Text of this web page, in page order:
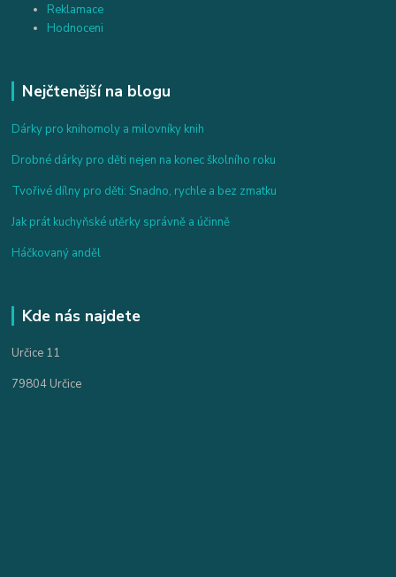
Reklamace
Hodnoceni
Nejčtenější na blogu
Dárky pro knihomoly a milovníky knih
Drobné dárky pro děti nejen na konec školního roku
Tvořivé dílny pro děti: Snadno, rychle a bez zmatku
Jak prát kuchyňské utěrky správně a účinně
Háčkovaný anděl
Kde nás najdete
Určice 11
79804 Určice